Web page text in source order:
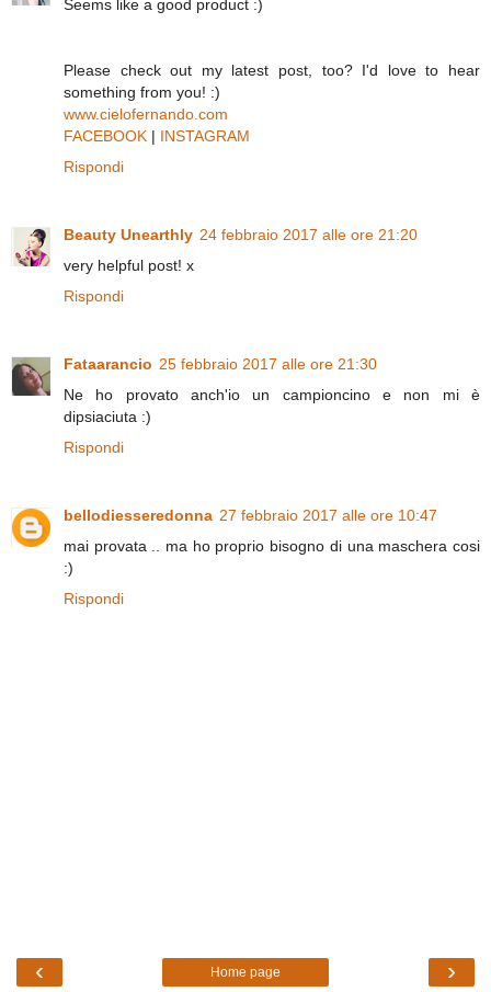
Seems like a good product :)
Please check out my latest post, too? I'd love to hear
something from you! :)
www.cielofernando.com
FACEBOOK | INSTAGRAM
Rispondi
Beauty Unearthly 24 febbraio 2017 alle ore 21:20
very helpful post! x
Rispondi
Fataarancio 25 febbraio 2017 alle ore 21:30
Ne ho provato anch'io un campioncino e non mi è
dipsiaciuta :)
Rispondi
bellodiesseredonna 27 febbraio 2017 alle ore 10:47
mai provata .. ma ho proprio bisogno di una maschera cosi
:)
Rispondi
‹ ›
Home page